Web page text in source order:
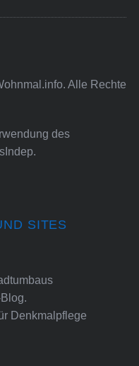
Alle Rechte
des
.
SITES
Denkmalpflege